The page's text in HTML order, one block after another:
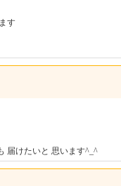
す
届けたいと 思います^_^